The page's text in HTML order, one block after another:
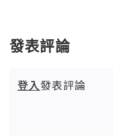
發表評論
登入發表評論